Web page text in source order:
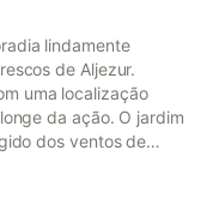
lindamente
de Aljezur.
uma localização
da ação. O jardim
dos ventos de
rústica, mas